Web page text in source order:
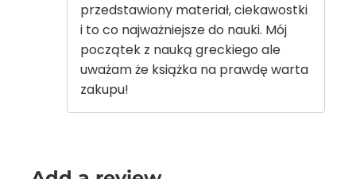
przedstawiony materiał, ciekawostki
i to co najważniejsze do nauki. Mój
początek z nauką greckiego ale
uważam że książka na prawdę warta
zakupu!